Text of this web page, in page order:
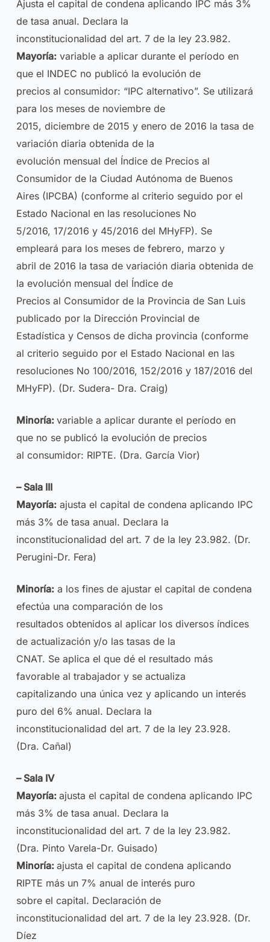
Ajusta el capital de condena aplicando IPC más 3%
de tasa anual. Declara la
inconstitucionalidad del art. 7 de la ley 23.982.
Mayoría:variable a aplicar durante el período en
que el INDEC no publicó la evolución de
precios al consumidor: “IPC alternativo”. Se utilizará
para los meses de noviembre de
2015, diciembre de 2015 y enero de 2016 la tasa de
variación diaria obtenida de la
evolución mensual del Índice de Precios al
Consumidor de la Ciudad Autónoma de Buenos
Aires (IPCBA) (conforme al criterio seguido por el
Estado Nacional en las resoluciones No
5/2016, 17/2016 y 45/2016 del MHyFP). Se
empleará para los meses de febrero, marzo y
abril de 2016 la tasa de variación diaria obtenida de
la evolución mensual del Índice de
Precios al Consumidor de la Provincia de San Luis
publicado por la Dirección Provincial de
Estadística y Censos de dicha provincia (conforme
al criterio seguido por el Estado Nacional en las
resoluciones No 100/2016, 152/2016 y 187/2016 del
MHyFP). (Dr. Sudera- Dra. Craig)
Minoría: variable a aplicar durante el período en
que no se publicó la evolución de precios
al consumidor: RIPTE. (Dra. García Vior)
– Sala III
Mayoría:ajusta el capital de condena aplicando IPC
más 3% de tasa anual. Declara la
inconstitucionalidad del art. 7 de la ley 23.982. (Dr.
Perugini-Dr. Fera)
Minoría:a los fines de ajustar el capital de condena
efectúa una comparación de los
resultados obtenidos al aplicar los diversos índices
de actualización y/o las tasas de la
CNAT. Se aplica el que dé el resultado más
favorable al trabajador y se actualiza
capitalizando una única vez y aplicando un interés
puro del 6% anual. Declara la
inconstitucionalidad del art. 7 de la ley 23.928.
(Dra. Cañal)
– Sala IV
Mayoría: ajusta el capital de condena aplicando IPC
más 3% de tasa anual. Declara la
inconstitucionalidad del art. 7 de la ley 23.982.
(Dra. Pinto Varela-Dr. Guisado)
Minoría: ajusta el capital de condena aplicando
RIPTE más un 7% anual de interés puro
sobre el capital. Declaración de
inconstitucionalidad del art. 7 de la ley 23.928. (Dr.
Díez